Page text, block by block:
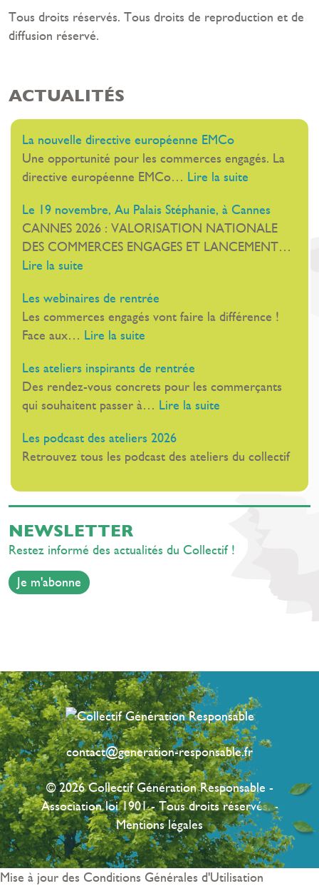
Tous droits réservés. Tous droits de reproduction et de
diffusion réservé.
ACTUALITÉS
La nouvelle directive européenne EMCo
Une opportunité pour les commerces engagés. La
directive européenne EMCo… Lire la suite
nouvelle
directive
européenne
Le 19 novembre, Au Palais Stéphanie, à Cannes
CANNES 2026 : VALORISATION NATIONALE
DES COMMERCES ENGAGES ET LANCEMENT…
Lire la suite
19
novembre,
Au
Stéphanie,
à
Cannes
Les webinaires de rentrée
Les commerces engagés vont faire la différence !
Face aux… Lire la suite
webinaires
de
rentrée
Les ateliers inspirants de rentrée
Des rendez-vous concrets pour les commerçants
qui souhaitent passer à… Lire la suite
inspirants
Les podcast des ateliers 2026
Retrouvez tous les podcast des ateliers du collectif
NEWSLETTER
Restez informé des actualités du Collectif !
Je m'abonne
contact@generation-responsable.fr
© 2026 Collectif Génération Responsable -
Association loi 1901 - Tous droits réservés. -
Mentions légales
Mise à jour des Conditions Générales d'Utilisation